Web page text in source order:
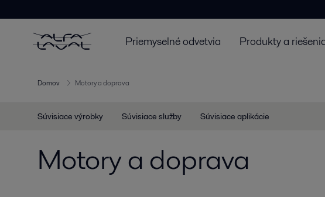
Priemyselné odvetvia Produkty a
Domov Motory a doprava
Súvisiace výrobky Súvisiace služby Súvisiace aplikácie
Motory a doprava